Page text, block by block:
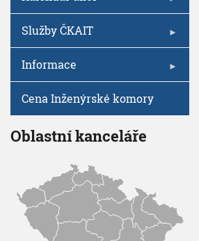
Služby ČKAIT
Informace
Cena Inženýrské komory
Oblastní kanceláře